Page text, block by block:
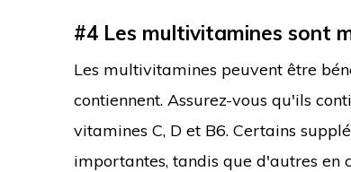
#4 Les multivitamines sont
Les multivitamines peuvent être
contiennent. Assurez-vous qu'ils
vitamines C, D et B6. Certains
importantes, tandis que d'autres en